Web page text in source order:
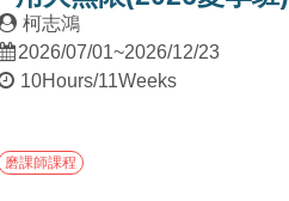
柯志鴻
2026/07/01~2026/12/23
10Hours/11Weeks
磨課師課程